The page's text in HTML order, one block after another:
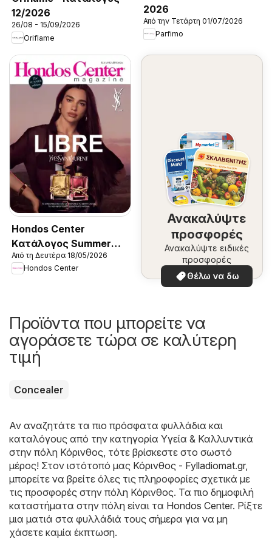
12/2026
26/08 - 15/09/2026
Oriflame
2026
Από την Τετάρτη 01/07/2026
Parfimo
Hondos Center
Kατάλογος Summer
2026
Από τη Δευτέρα 18/05/2026
Hondos Center
Ανακαλύψτε
προσφορές
Ανακαλύψτε ειδικές
προσφορές
Θέλω να δω
Προϊόντα που μπορείτε να
αγοράσετε τώρα σε καλύτερη
τιμή
Concealer
Αν αναζητάτε τα πιο πρόσφατα φυλλάδια και
καταλόγους από την κατηγορία Υγεία & Καλλυντικά
στην πόλη Κόρινθος, τότε βρίσκεστε στο σωστό
μέρος! Στον ιστότοπό μας Κόρινθος - Fylladiomat.gr,
μπορείτε να βρείτε όλες τις πληροφορίες σχετικά με
τις προσφορές στην πόλη Κόρινθος. Τα πιο δημοφιλή
καταστήματα στην πόλη είναι τα Hondos Center. Ρίξτε
μια ματιά στα φυλλάδιά τους σήμερα για να μη
χάσετε καμία έκπτωση.